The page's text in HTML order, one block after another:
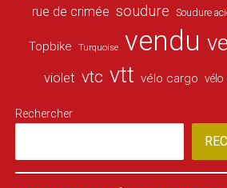
rue de crimée soudure Soudure
Topbike Turquoise vendu
violet vtc vtt vélo cargo vélo
Rechercher